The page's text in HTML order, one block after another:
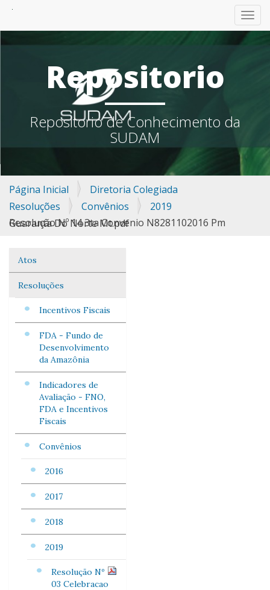
Repositorio
Repositorio de Conhecimento da
SUDAM
Página Inicial
Diretoria Colegiada
Resoluções
Convênios
2019
Resolução Nº 14 3ta Convenio N8281102016 Pm Guaranta Do Norte Mt.pdf
Navegação
Atos
Resoluções
Incentivos Fiscais
FDA - Fundo de
Desenvolvimento
da Amazônia
Indicadores de
Avaliação - FNO,
FDA e Incentivos
Fiscais
Convênios
2016
2017
2018
2019
Resolução Nº
03 Celebracao